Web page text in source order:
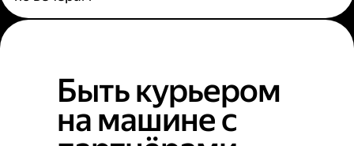
Быть курьером
на машине с